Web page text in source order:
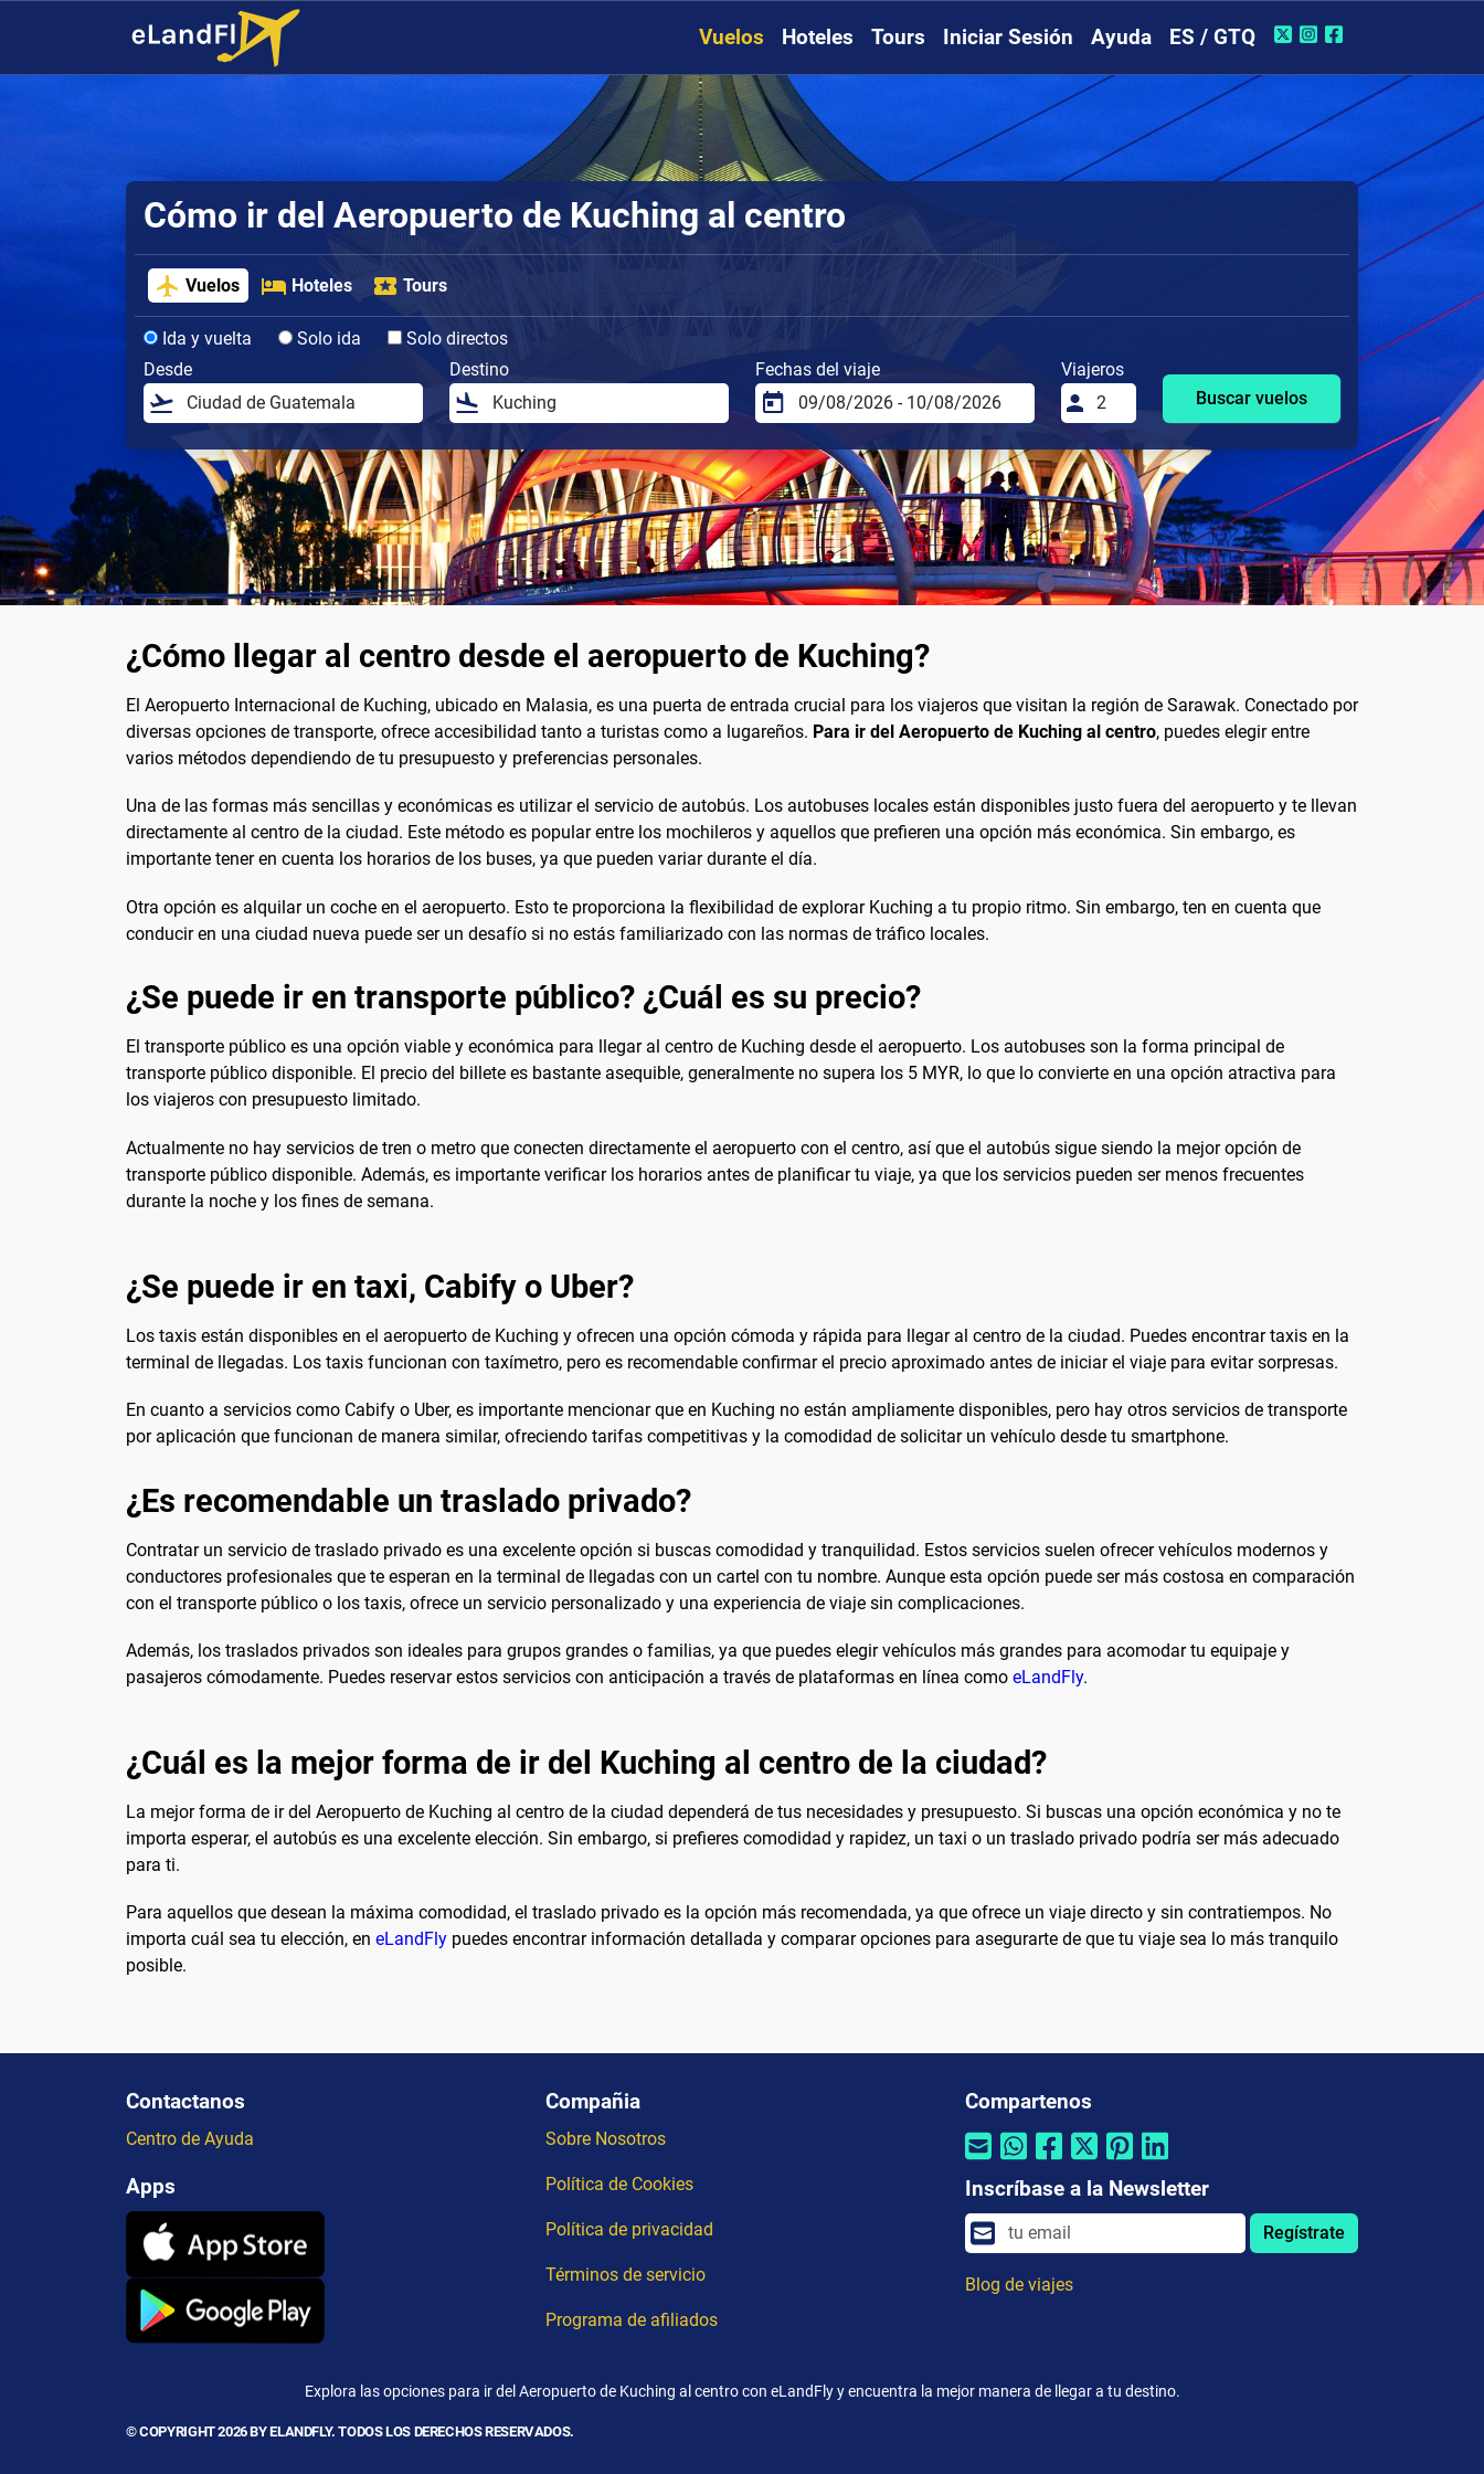
Vuelos Hoteles Tours Iniciar Sesión Ayuda ES / GTQ
Cómo ir del Aeropuerto de Kuching al centro
Vuelos Hoteles Tours
Ida y vuelta Solo ida
Solo directos
Desde
Destino Fechas del viaje
Viajeros
Buscar vuelos
¿Cómo llegar al centro desde el aeropuerto de Kuching?
El Aeropuerto Internacional de Kuching, ubicado en Malasia, es una puerta de entrada crucial para los viajeros que visitan la región de Sarawak. Conectado por
diversas opciones de transporte, ofrece accesibilidad tanto a turistas como a lugareños. Para ir del Aeropuerto de Kuching al centro, puedes elegir entre
varios métodos dependiendo de tu presupuesto y preferencias personales.
Una de las formas más sencillas y económicas es utilizar el servicio de autobús. Los autobuses locales están disponibles justo fuera del aeropuerto y te llevan
directamente al centro de la ciudad. Este método es popular entre los mochileros y aquellos que prefieren una opción más económica. Sin embargo, es
importante tener en cuenta los horarios de los buses, ya que pueden variar durante el día.
Otra opción es alquilar un coche en el aeropuerto. Esto te proporciona la flexibilidad de explorar Kuching a tu propio ritmo. Sin embargo, ten en cuenta que
conducir en una ciudad nueva puede ser un desafío si no estás familiarizado con las normas de tráfico locales.
¿Se puede ir en transporte público? ¿Cuál es su precio?
El transporte público es una opción viable y económica para llegar al centro de Kuching desde el aeropuerto. Los autobuses son la forma principal de
transporte público disponible. El precio del billete es bastante asequible, generalmente no supera los 5 MYR, lo que lo convierte en una opción atractiva para
los viajeros con presupuesto limitado.
Actualmente no hay servicios de tren o metro que conecten directamente el aeropuerto con el centro, así que el autobús sigue siendo la mejor opción de
transporte público disponible. Además, es importante verificar los horarios antes de planificar tu viaje, ya que los servicios pueden ser menos frecuentes
durante la noche y los fines de semana.
¿Se puede ir en taxi, Cabify o Uber?
Los taxis están disponibles en el aeropuerto de Kuching y ofrecen una opción cómoda y rápida para llegar al centro de la ciudad. Puedes encontrar taxis en la
terminal de llegadas. Los taxis funcionan con taxímetro, pero es recomendable confirmar el precio aproximado antes de iniciar el viaje para evitar sorpresas.
En cuanto a servicios como Cabify o Uber, es importante mencionar que en Kuching no están ampliamente disponibles, pero hay otros servicios de transporte
por aplicación que funcionan de manera similar, ofreciendo tarifas competitivas y la comodidad de solicitar un vehículo desde tu smartphone.
¿Es recomendable un traslado privado?
Contratar un servicio de traslado privado es una excelente opción si buscas comodidad y tranquilidad. Estos servicios suelen ofrecer vehículos modernos y
conductores profesionales que te esperan en la terminal de llegadas con un cartel con tu nombre. Aunque esta opción puede ser más costosa en comparación
con el transporte público o los taxis, ofrece un servicio personalizado y una experiencia de viaje sin complicaciones.
Además, los traslados privados son ideales para grupos grandes o familias, ya que puedes elegir vehículos más grandes para acomodar tu equipaje y
pasajeros cómodamente. Puedes reservar estos servicios con anticipación a través de plataformas en línea como eLandFly.
¿Cuál es la mejor forma de ir del Kuching al centro de la ciudad?
La mejor forma de ir del Aeropuerto de Kuching al centro de la ciudad dependerá de tus necesidades y presupuesto. Si buscas una opción económica y no te
importa esperar, el autobús es una excelente elección. Sin embargo, si prefieres comodidad y rapidez, un taxi o un traslado privado podría ser más adecuado
para ti.
Para aquellos que desean la máxima comodidad, el traslado privado es la opción más recomendada, ya que ofrece un viaje directo y sin contratiempos. No
importa cuál sea tu elección, en eLandFly puedes encontrar información detallada y comparar opciones para asegurarte de que tu viaje sea lo más tranquilo
posible.
Contactanos
Centro de Ayuda
Apps
Compañia
Sobre Nosotros
Política de Cookies
Política de privacidad
Términos de servicio
Programa de afiliados
Compartenos
Inscríbase a la Newsletter
Regístrate
Blog de viajes
Explora las opciones para ir del Aeropuerto de Kuching al centro con eLandFly y encuentra la mejor manera de llegar a tu destino.
© COPYRIGHT 2026 BY ELANDFLY. TODOS LOS DERECHOS RESERVADOS.